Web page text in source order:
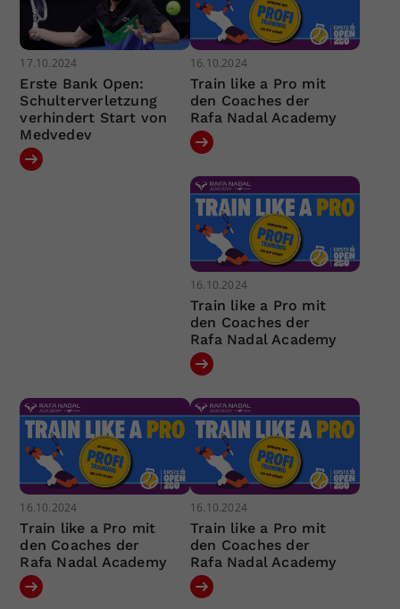
17.10.2024
Erste Bank Open:
Schulterverletzung
verhindert Start von
Medvedev
16.10.2024
Train like a Pro mit
den Coaches der
Rafa Nadal Academy
16.10.2024
Train like a Pro mit
den Coaches der
Rafa Nadal Academy
16.10.2024
Train like a Pro mit
den Coaches der
Rafa Nadal Academy
16.10.2024
Train like a Pro mit
den Coaches der
Rafa Nadal Academy